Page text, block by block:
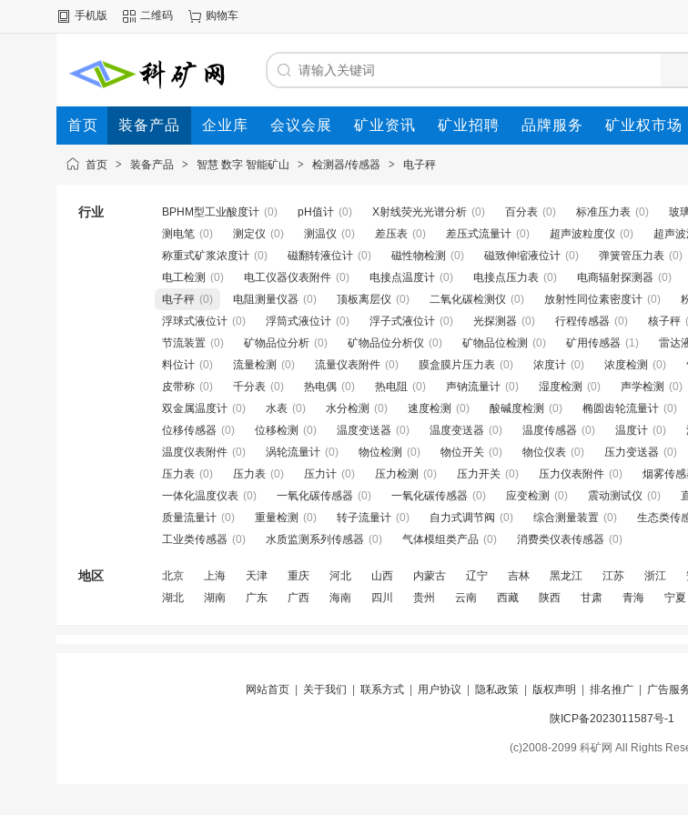
手机版 二维码 购物车
首页 装备产品 企业库 会议会展 矿业资讯 矿业招聘 品牌服务 矿业权市场
首页 > 装备产品 > 智慧 数字 智能矿山 > 检测器/传感器 > 电子秤
行业 BPHM型工业酸度计 (0) pH值计 (0) X射线荧光光谱分析 (0) 百分表 (0) 标准压力表 (0) 玻
测电笔 (0) 测定仪 (0) 测温仪 (0) 差压表 (0) 差压式流量计 (0) 超声波粒度仪 (0) 超声
称重式矿浆浓度计 (0) 磁翻转液位计 (0) 磁性物检测 (0) 磁致伸缩液位计 (0) 弹簧管压力表 (0)
电工检测 (0) 电工仪器仪表附件 (0) 电接点温度计 (0) 电接点压力表 (0) 电商辐射探测器 (0)
电子秤 (0) 电阻测量仪器 (0) 顶板离层仪 (0) 二氧化碳检测仪 (0) 放射性同位素密度计 (0)
浮球式液位计 (0) 浮筒式液位计 (0) 浮子式液位计 (0) 光探测器 (0) 行程传感器 (0) 核子秤
节流装置 (0) 矿物品位分析 (0) 矿物品位分析仪 (0) 矿物品位检测 (0) 矿用传感器 (1) 雷达
料位计 (0) 流量检测 (0) 流量仪表附件 (0) 膜盒膜片压力表 (0) 浓度计 (0) 浓度检测 (0)
皮带称 (0) 千分表 (0) 热电偶 (0) 热电阻 (0) 声钠流量计 (0) 湿度检测 (0) 声学检测 (0)
双金属温度计 (0) 水表 (0) 水分检测 (0) 速度检测 (0) 酸碱度检测 (0) 椭圆齿轮流量计 (0)
位移传感器 (0) 位移检测 (0) 温度变送器 (0) 温度变送器 (0) 温度传感器 (0) 温度计 (0)
温度仪表附件 (0) 涡轮流量计 (0) 物位检测 (0) 物位开关 (0) 物位仪表 (0) 压力变送器 (0)
压力表 (0) 压力表 (0) 压力计 (0) 压力检测 (0) 压力开关 (0) 压力仪表附件 (0) 烟雾传
一体化温度仪表 (0) 一氧化碳传感器 (0) 一氧化碳传感器 (0) 应变检测 (0) 震动测试仪 (0)
质量流量计 (0) 重量检测 (0) 转子流量计 (0) 自力式调节阀 (0) 综合测量装置 (0) 生态类传
工业类传感器 (0) 水质监测系列传感器 (0) 气体模组类产品 (0) 消费类仪表传感器 (0)
地区 北京 上海 天津 重庆 河北 山西 内蒙古 辽宁 吉林 黑龙江 江苏 浙江
湖北
湖南 广东 广西 海南 四川 贵州 云南 西藏 陕西 甘肃 青海 宁夏
网站首页 关于我们 联系方式 用户协议 隐私政策 版权声明 排名推广 广告服
陕ICP备2023011587号-1
(c)2008-2099 科矿网 All Rights